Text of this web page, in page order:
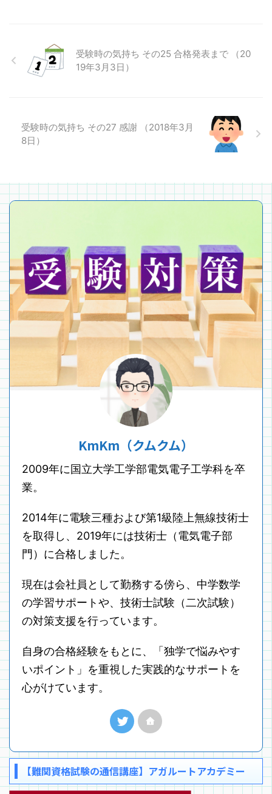
受験時の気持ち その25 合格発表まで （20
19年3月3日）
受験時の気持ち その27 感謝 （2018年3月
8日）
KmKm（クムクム）
2009年に国立大学工学部電気電子工学科を卒
業。
2014年に電験三種および第1級陸上無線技術士
を取得し、2019年には技術士（電気電子部
門）に合格しました。
現在は会社員として勤務する傍ら、中学数学
の学習サポートや、技術士試験（二次試験）
の対策支援を行っています。
自身の合格経験をもとに、「独学で悩みやす
いポイント」を重視した実践的なサポートを
心がけています。
【難関資格試験の通信講座】アガルートアカデミー